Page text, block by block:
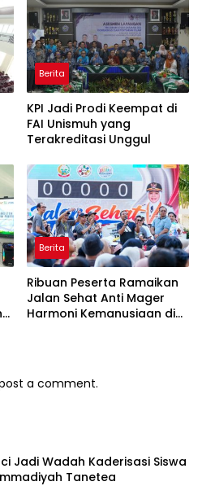
Berita
KPI Jadi Prodi Keempat di
FAI Unismuh yang
Terakreditasi Unggul
Berita
Ribuan Peserta Ramaikan
Jalan Sehat Anti Mager
Harmoni Kemanusiaan di
a comment.
Jadi Wadah Kaderisasi Siswa
Tanetea